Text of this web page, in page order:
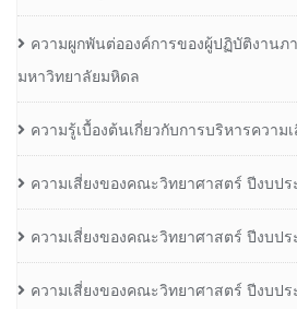
ความผูกพันต่อองค์การของผู้ปฏิบัติงาน
มหาวิทยาลัยมหิดล
ความรู้เบื้องต้นเกี่ยวกับการบริหารความเ
ความเสี่ยงของคณะวิทยาศาสตร์ ปีงบป
ความเสี่ยงของคณะวิทยาศาสตร์ ปีงบป
ความเสี่ยงของคณะวิทยาศาสตร์ ปีงบป